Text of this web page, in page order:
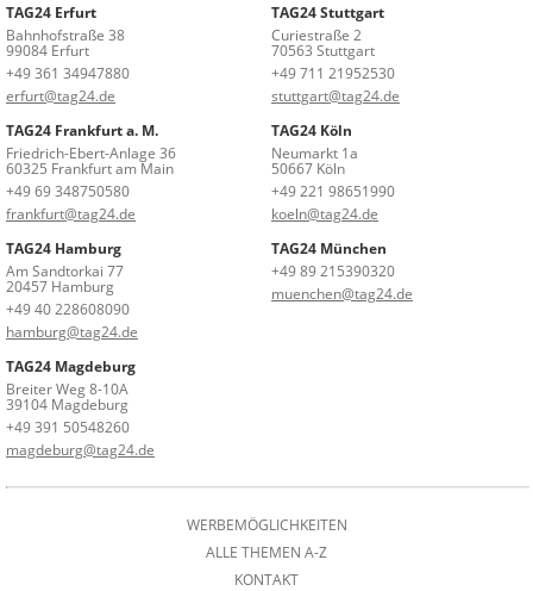
TAG24 Erfurt
Bahnhofstraße 38
99084 Erfurt
+49 361 34947880
erfurt@tag24.de
TAG24 Stuttgart
Curiestraße 2
70563 Stuttgart
+49 711 21952530
stuttgart@tag24.de
TAG24 Frankfurt a. M.
Friedrich-Ebert-Anlage 36
60325 Frankfurt am Main
+49 69 348750580
frankfurt@tag24.de
TAG24 Köln
Neumarkt 1a
50667 Köln
+49 221 98651990
koeln@tag24.de
TAG24 Hamburg
Am Sandtorkai 77
20457 Hamburg
+49 40 228608090
hamburg@tag24.de
TAG24 München
+49 89 215390320
muenchen@tag24.de
TAG24 Magdeburg
Breiter Weg 8-10A
39104 Magdeburg
+49 391 50548260
magdeburg@tag24.de
WERBEMÖGLICHKEITEN
ALLE THEMEN A-Z
KONTAKT